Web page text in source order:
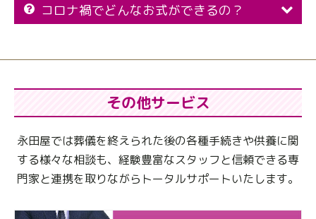
コロナ禍でどんなお式ができるの？
その他サービス
永田屋では葬儀を終えられた後の各種手続きや供養に関
する様々な相談も、 経験豊富なスタッフと信頼できる専
門家と連携を取りながらトータルサポートいたします。